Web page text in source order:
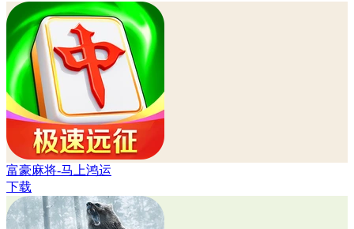
富豪麻将-马上鸿运
下载